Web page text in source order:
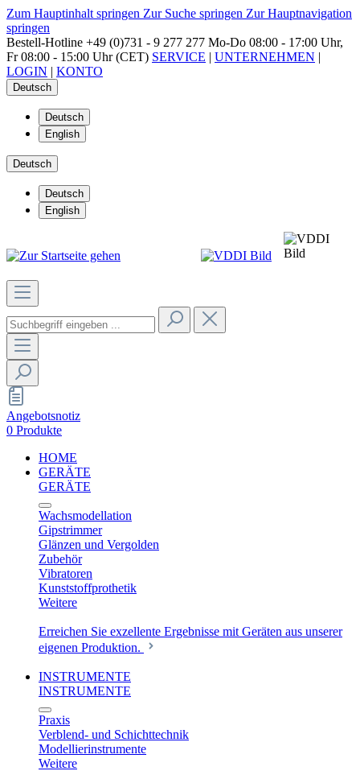
Zum Hauptinhalt springen Zur Suche springen Zur Hauptnavigation
springen
Bestell-Hotline +49 (0)731 - 9 277 277 Mo-Do 08:00 - 17:00 Uhr,
Fr 08:00 - 15:00 Uhr (CET) SERVICE | UNTERNEHMEN |
LOGIN | KONTO
Deutsch
Deutsch
English
Deutsch
Deutsch
English
Angebotsnotiz
0 Produkte
HOME
GERÄTE
GERÄTE
Wachsmodellation
Gipstrimmer
Glänzen und Vergolden
Zubehör
Vibratoren
Kunststoffprothetik
Weitere
Erreichen Sie exzellente Ergebnisse mit Geräten aus unserer
eigenen Produktion.
INSTRUMENTE
INSTRUMENTE
Praxis
Verblend- und Schichttechnik
Modellierinstrumente
Weitere